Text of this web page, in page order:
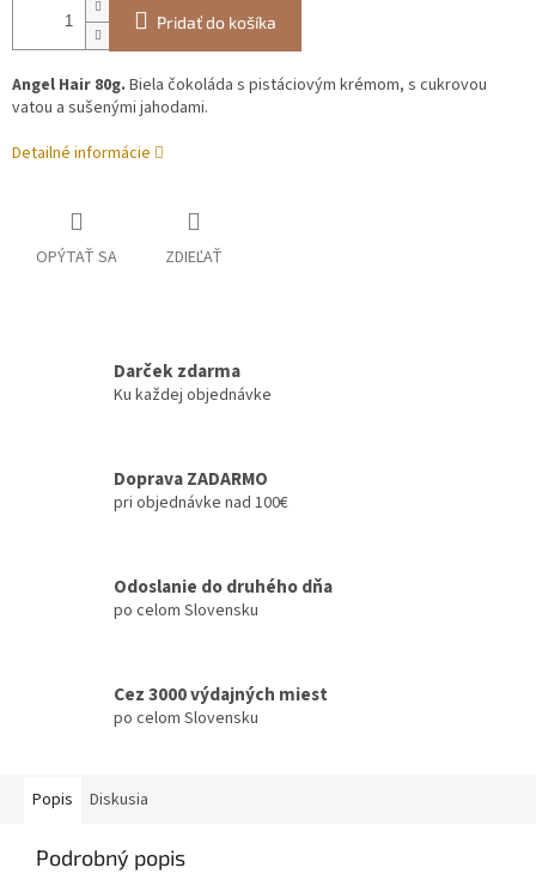
Pridať do košíka
Angel Hair 80g. Biela čokoláda s pistáciovým krémom, s cukrovou
vatou a sušenými jahodami.
Detailné informácie
OPÝTAŤ SA ZDIEĽAŤ
Darček zdarma
Ku každej objednávke
Doprava ZADARMO
pri objednávke nad 100€
Odoslanie do druhého dňa
po celom Slovensku
Cez 3000 výdajných miest
po celom Slovensku
Popis Diskusia
Podrobný popis